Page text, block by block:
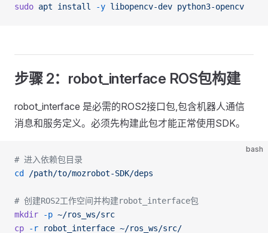
sudo apt install -y libopencv-dev python3-opencv
步骤 2：robot_interface ROS包构建
robot_interface 是必需的ROS2接口包,包含机器人通信
消息和服务定义。必须先构建此包才能正常使用SDK。
bash
# 进入依赖包目录
cd
/path/to/mozrobot-SDK/deps
# 创建ROS2工作空间并构建robot_interface包
mkdir -p ~/ros_ws/src
cp -r robot_interface ~/ros_ws/src/